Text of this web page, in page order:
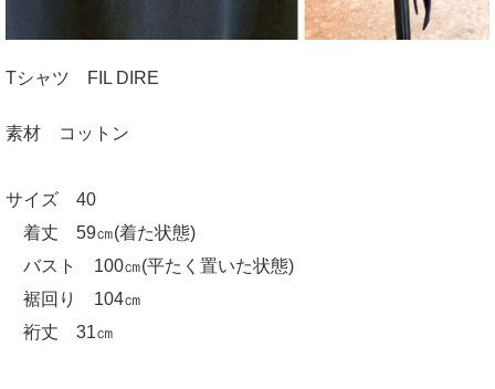
Tシャツ FIL DIRE
素材 コットン
サイズ 40
着丈 59㎝(着た状態)
バスト 100㎝(平たく置いた状態)
裾回り 104㎝
裄丈 31㎝